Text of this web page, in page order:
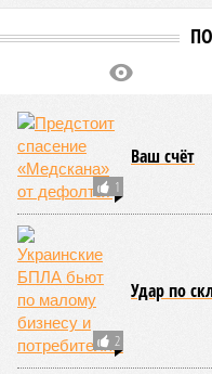
планомерно
объяснить то, что в топ-
места занимают
Пакистане, Бангладеш и
здесь беды были
масштабные эпидемии
погибших) или «испанки»
100 млн погибших во
Когда земля –
Но это дела давно
дальнейшем? Авторы
основываясь на
глобальных тенденциях,
потенциально самых